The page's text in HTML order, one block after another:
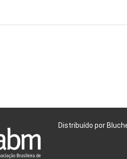
Distribuído por